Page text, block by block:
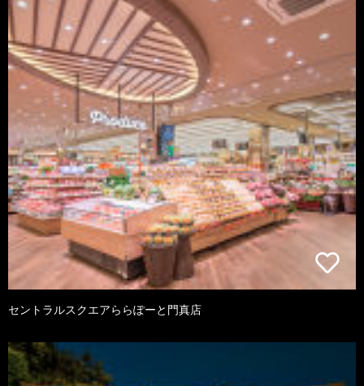
セントラルスクエアららぽーと門真店